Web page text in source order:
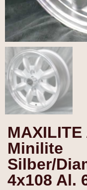
Minilite
Silber/
4x108 Al.